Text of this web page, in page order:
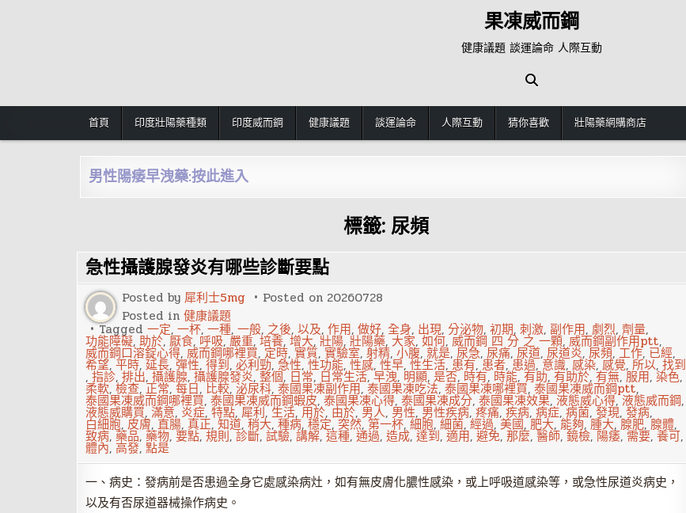
果凍威而鋼
健康議題 談運論命 人際互動
首頁 印度壯陽藥種類 印度威而鋼 健康議題 談運論命 人際互動 猜你喜歡 壯陽藥網購商店
男性陽痿早洩藥:按此進入
標籤: 尿頻
急性攝護腺發炎有哪些診斷要點
Posted by 犀利士5mg Posted on 20260728
Posted in 健康議題
Tagged 一定, 一杯, 一種, 一般, 之後, 以及, 作用, 做好, 全身, 出現, 分泌物, 初期, 刺激, 副作用, 劇烈, 劑量,
功能障礙, 助於,厭食,呼吸,嚴重,培養,增大,壯陽,壯陽藥, 大家, 如何,威而鋼 四 分 之 一顆,威而鋼副作用ptt,
威而鋼口溶錠心得,威而鋼哪裡買, 定時, 實質,實驗室,射精,小腹,就是,尿急,尿痛,尿道, 尿道炎,尿頻,工作, 已經,
希望,平時,延長, 彈性,得到, 必利勁,急性,性功能,性感,性早,性生活,患有,患者,患過,意識,感染,感覺, 所以, 找到
,指診,排出, 攝護腺,攝護腺發炎,整個,日常, 日常生活,早洩, 明顯, 是否,時有,時能,有助,有助於,有無,服用, 染色,
柔軟, 檢查,正常,每日,比較,泌尿科,泰國果凍副作用,泰國果凍吃法, 泰國果凍哪裡買,泰國果凍威而鋼ptt,
泰國果凍威而鋼哪裡買, 泰國果凍威而鋼蝦皮,泰國果凍心得, 泰國果凍成分, 泰國果凍效果,液態威心得,液態威而鋼,
液態威購買,滿意, 炎症, 特點,犀利,生活,用於,由於, 男人,男性, 男性疾病,疼痛,疾病,病症,病菌,發現,發病,
白細胞,皮膚,直腸, 真正,知道, 稍大, 種病,穩定, 突然,第一杯,細胞,細菌,經過,美國,肥大,能夠,腫大,腺肥,腺體,
致病,藥品,藥物,要點, 規則,診斷, 試驗,講解,這種,通過, 造成,達到,適用, 避免, 那麼,醫師,鏡檢,陽痿,需要,養可,
體內, 高發, 點是
一、病史：發病前是否患過全身它處感染病灶，如有無皮膚化膿性感染，或上呼吸道感染等，或急性尿道炎病史，
以及有否尿道器械操作病史。